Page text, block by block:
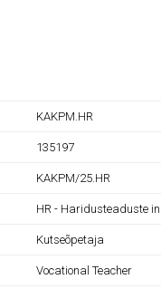
KAKPM.HR
135197
KAKPM/25.HR
HR - Haridusteaduste
Kutseõpetaja
Vocational Teacher